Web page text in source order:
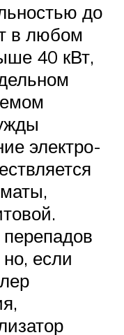
до
в любом
40 кВт,
электро-
если